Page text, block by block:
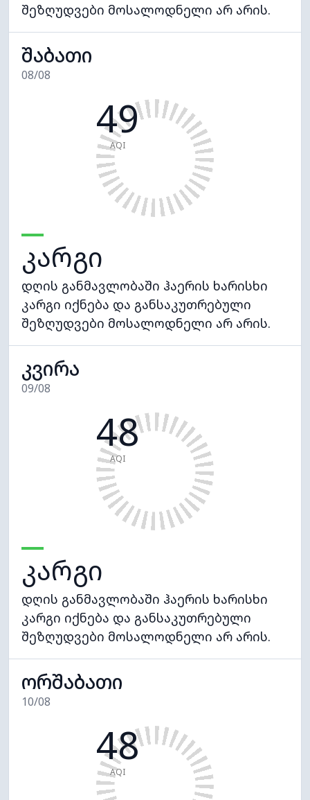
შეზღუდვები მოსალოდნელი არ არის.
შაბათი
08/08
49
AQI
კარგი
დღის განმავლობაში ჰაერის ხარისხი
კარგი იქნება და განსაკუთრებული
შეზღუდვები მოსალოდნელი არ არის.
კვირა
09/08
48
AQI
კარგი
დღის განმავლობაში ჰაერის ხარისხი
კარგი იქნება და განსაკუთრებული
შეზღუდვები მოსალოდნელი არ არის.
ორშაბათი
10/08
48
AQI